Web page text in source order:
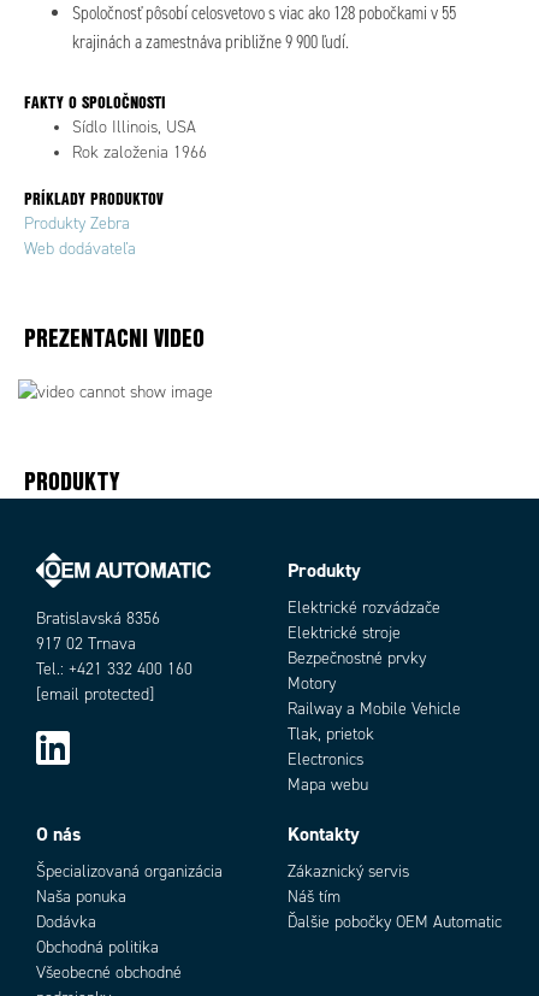
Spoločnosť pôsobí celosvetovo s viac ako 128 pobočkami v 55
krajinách a zamestnáva približne 9 900 ľudí.
FAKTY O SPOLOČNOSTI
Sídlo Illinois, USA
Rok založenia 1966
PRÍKLADY PRODUKTOV
Produkty Zebra
Web dodávateľa
PREZENTACNI VIDEO
PRODUKTY
Bratislavská 8356
917 02 Trnava
Tel.: +421 332 400 160
[email protected]
Produkty
Elektrické rozvádzače
Elektrické stroje
Bezpečnostné prvky
Motory
Railway a Mobile Vehicle
Tlak, prietok
Electronics
Mapa webu
O nás
Špecializovaná organizácia
Naša ponuka
Dodávka
Obchodná politika
Všeobecné obchodné
Kontakty
Zákaznický servis
Náš tím
Ďalšie pobočky OEM Automatic